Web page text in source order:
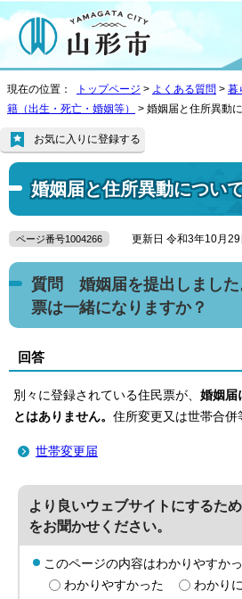
現在の位置： トップページ > よくある質問 > 暮
籍（出生・死亡・婚姻等）
> 婚姻届と住所異動
婚姻届と住所異動につい
お気に入りに登録する
ページ番号1004266 更新日 令和3年10月29
質問 婚姻届を提出しました
票は一緒になりますか？
回答
別々に登録されている住民票が、 婚姻届
とはありません。 住所変更又は世帯合併
世帯変更届
より良いウェブサイトにするた
をお聞かせください。
このページの内容はわかりやすか
わかりやすかった
わかり